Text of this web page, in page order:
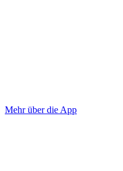
Mehr über die App